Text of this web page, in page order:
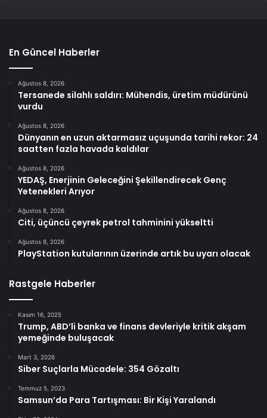
En Güncel Haberler
Ağustos 8, 2026
Tersanede silahlı saldırı: Mühendis, üretim müdürünü
vurdu
Ağustos 8, 2026
Dünyanın en uzun aktarmasız uçuşunda tarihi rekor: 24
saatten fazla havada kaldılar
Ağustos 8, 2026
YEDAŞ, Enerjinin Geleceğini Şekillendirecek Genç
Yetenekleri Arıyor
Ağustos 8, 2026
Citi, üçüncü çeyrek petrol tahminini yükseltti
Ağustos 8, 2026
PlayStation kutularının üzerinde artık bu uyarı olacak
Rastgele Haberler
Kasım 16, 2025
Trump, ABD’li banka ve finans devleriyle kritik akşam
yemeğinde buluşacak
Mart 3, 2026
Siber Suçlarla Mücadele: 354 Gözaltı
Temmuz 5, 2023
Samsun’da Para Tartışması: Bir Kişi Yaralandı